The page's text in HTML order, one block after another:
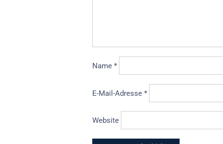
Name *
E-Mail-Adresse *
Website